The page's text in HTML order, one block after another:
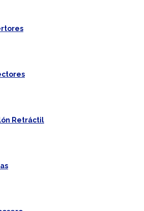
Retráctil